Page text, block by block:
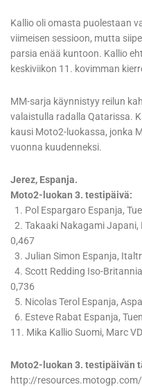
Kallio oli omasta puolestaan
viimeisen sessioon, mutta
parsia enää kuntoon. Kallio
keskiviikon 11. kovimman
MM-sarja käynnistyy reilun
valaistulla radalla Qatarissa.
kausi Moto2-luokassa, jonka
vuonna kuudenneksi.
Jerez, Espanja.
Moto2-luokan 3. testipäivä:
1. Pol Espargaro Espanja,
2. Takaaki Nakagami Japani,
0,467
3. Julian Simon Espanja,
4. Scott Redding Iso-
0,736
5. Nicolas Terol Espanja,
6. Esteve Rabat Espanja,
11. Mika Kallio Suomi, Marc
Moto2-luokan 3. testipäivän
http://